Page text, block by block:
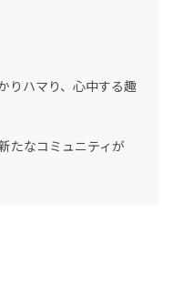
りハマり、心中する趣
たなコミュニティが